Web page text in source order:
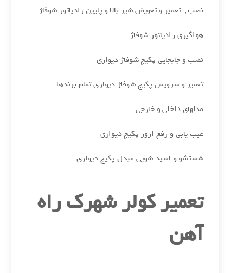
نصب , تعمیر و تعویض شیر بالا و پایین رادیاتور شوفاژ
هواگیری رادیاتور شوفاژ
نصب و جابجایی پکیج شوفاژ دیواری
تعمیر و سرویس پکیج شوفاژ دیواری تمام برندها
مدلهای داخلی و خارجی
عیب یابی و رفع ارور پکیج دیواری
شستشو و اسید شویی مبدل پکیج دیواری
تعمیر کولر شهرک راه
آهن